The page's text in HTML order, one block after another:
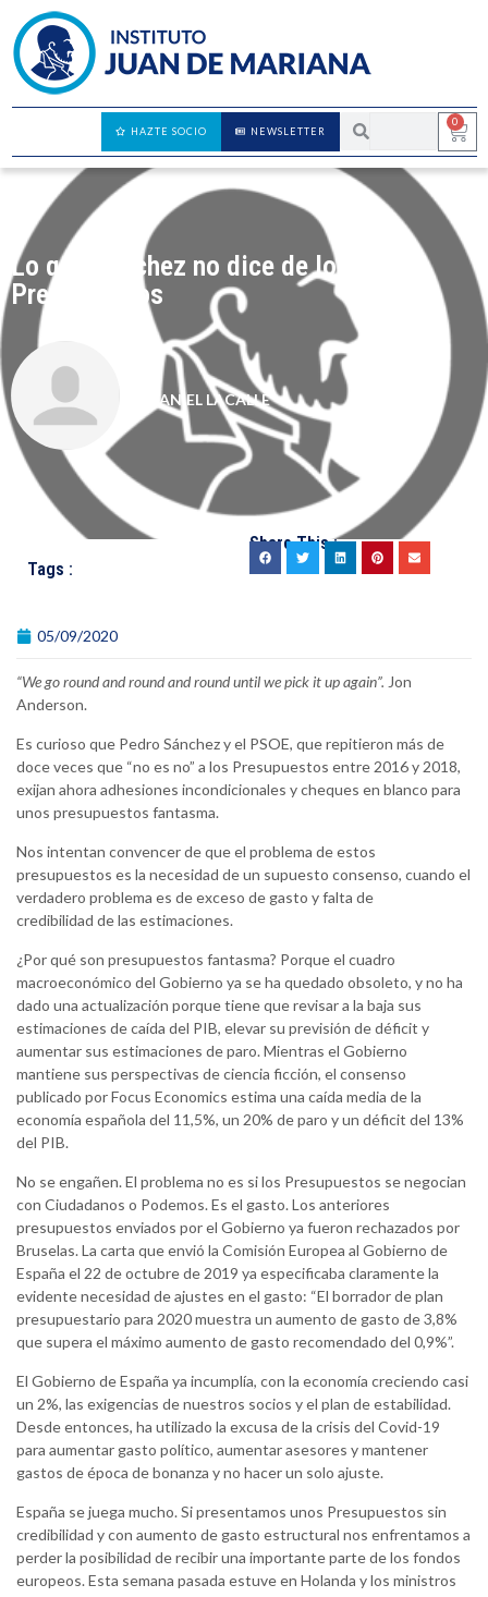
0
NEWSLETTER
HAZTE SOCIO
Lo que Sánchez no dice de los
Presupuestos
DANIEL LACALLE
Tags :
Share This :
05/09/2020
“We go round and round and round until we pick it up again”. Jon
Anderson.
Es curioso que Pedro Sánchez y el PSOE, que repitieron más de
doce veces que “no es no” a los Presupuestos entre 2016 y 2018,
exijan ahora adhesiones incondicionales y cheques en blanco para
unos presupuestos fantasma.
Nos intentan convencer de que el problema de estos
presupuestos es la necesidad de un supuesto consenso, cuando el
verdadero problema es de exceso de gasto y falta de
credibilidad de las estimaciones.
¿Por qué son presupuestos fantasma? Porque el cuadro
macroeconómico del Gobierno ya se ha quedado obsoleto, y no ha
dado una actualización porque tiene que revisar a la baja sus
estimaciones de caída del PIB, elevar su previsión de déficit y
aumentar sus estimaciones de paro. Mientras el Gobierno
mantiene sus perspectivas de ciencia ficción, el consenso
publicado por Focus Economics estima una caída media de la
economía española del 11,5%, un 20% de paro y un déficit del 13%
del PIB.
No se engañen. El problema no es si los Presupuestos se negocian
con Ciudadanos o Podemos. Es el gasto. Los anteriores
presupuestos enviados por el Gobierno ya fueron rechazados por
Bruselas. La carta que envió la Comisión Europea al Gobierno de
España el 22 de octubre de 2019 ya especificaba claramente la
evidente necesidad de ajustes en el gasto: “El borrador de plan
presupuestario para 2020 muestra un aumento de gasto de 3,8%
que supera el máximo aumento de gasto recomendado del 0,9%”.
El Gobierno de España ya incumplía, con la economía creciendo casi
un 2%, las exigencias de nuestros socios y el plan de estabilidad.
Desde entonces, ha utilizado la excusa de la crisis del Covid-19
para aumentar gasto político, aumentar asesores y mantener
gastos de época de bonanza y no hacer un solo ajuste.
España se juega mucho. Si presentamos unos Presupuestos sin
credibilidad y con aumento de gasto estructural nos enfrentamos a
perder la posibilidad de recibir una importante parte de los fondos
europeos. Esta semana pasada estuve en Holanda y los ministros